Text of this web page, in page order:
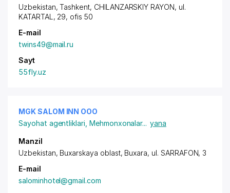
Uzbekistan,Tashkent, CHILANZARSKIY RAYON, ul.
KATARTAL, 29, ofis 50
E-mail
twins49@mail.ru
Sayt
55fly.uz
MGK SALOM INN ООО
Sayohat agentliklari Mehmonxonalar... yana
Manzil
Uzbekistan, Buxarskaya oblast, Buxara, ul. SARRAFON, 3
E-mail
salominhotel@gmail.com